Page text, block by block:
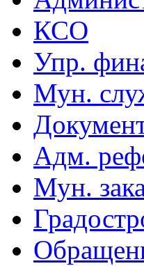
КСО
Упр.
Мун.
Адм.
Мун.